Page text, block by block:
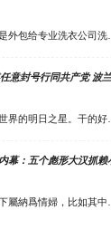
外包给专业洗衣公司洗
意封号行同共产党 波
界的明日之星。干的好
内幕：五个彪形大汉抓
屬納爲情婦，比如其中